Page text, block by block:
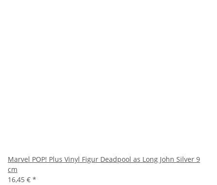
Marvel POP! Plus Vinyl Figur Deadpool as Long John Silver 9
cm
16,45 € *